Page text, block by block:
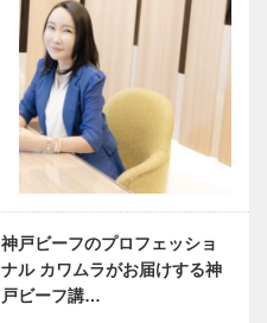
神戸ビーフのプロフェッショ
ナル カワムラがお届けする神
戸ビーフ講…